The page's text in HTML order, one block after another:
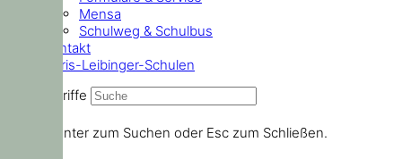
Mensa
Schulweg & Schulbus
Kontakt
Doris-Leibinger-Schulen
Suchbegriffe
Drücke Enter zum Suchen oder Esc zum Schließen.